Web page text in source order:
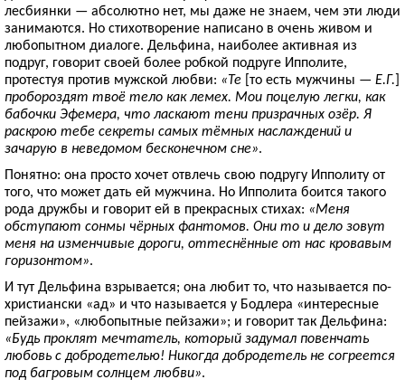
лесбиянки — абсолютно нет, мы даже не знаем, чем эти люди
занимаются. Но стихотворение написано в очень живом и
любопытном диалоге. Дельфина, наиболее активная из
подруг, говорит своей более робкой подруге Ипполите,
протестуя против мужской любви: «Те [то есть мужчины — Е.Г.]
пробороздят твоё тело как лемех. Мои поцелую легки, как
бабочки Эфемера, что ласкают тени призрачных озёр. Я
раскрою тебе секреты самых тёмных наслаждений и
зачарую в неведомом бесконечном сне».
Понятно: она просто хочет отвлечь свою подругу Ипполиту от
того, что может дать ей мужчина. Но Ипполита боится такого
рода дружбы и говорит ей в прекрасных стихах: «Меня
обступают сонмы чёрных фантомов. Они то и дело зовут
меня на изменчивые дороги, оттеснённые от нас кровавым
горизонтом».
И тут Дельфина взрывается; она любит то, что называется по-
христиански «ад» и что называется у Бодлера «интересные
пейзажи», «любопытные пейзажи»; и говорит так Дельфина:
«Будь проклят мечтатель, который задумал повенчать
любовь с добродетелью! Никогда добродетель не согреется
под багровым солнцем любви».